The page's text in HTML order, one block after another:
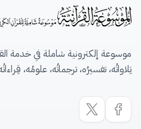
موسوعة إلكترونية شاملة في خدمة
تِلاواتُه، تفسيرُه، ترجماتُه، علومُه،